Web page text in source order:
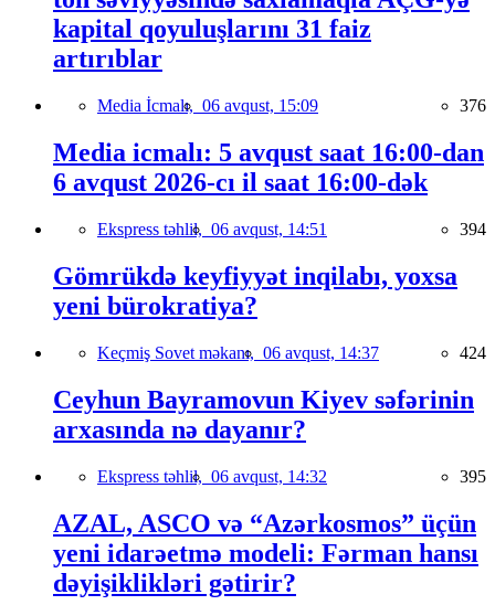
kapital qoyuluşlarını 31 faiz
artırıblar
Media İcmalı, 06 avqust, 15:09 376
Media icmalı: 5 avqust saat 16:00-dan
6 avqust 2026-cı il saat 16:00-dək
Ekspress təhlil, 06 avqust, 14:51 394
Gömrükdə keyfiyyət inqilabı, yoxsa
yeni bürokratiya?
Keçmiş Sovet məkanı, 06 avqust, 14:37 424
Ceyhun Bayramovun Kiyev səfərinin
arxasında nə dayanır?
Ekspress təhlil, 06 avqust, 14:32 395
AZAL, ASCO və “Azərkosmos” üçün
yeni idarəetmə modeli: Fərman hansı
dəyişiklikləri gətirir?